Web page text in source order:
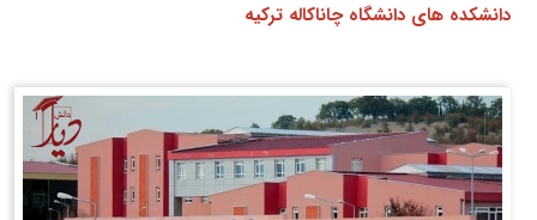
دانشکده های دانشگاه چاناکاله ترکیه